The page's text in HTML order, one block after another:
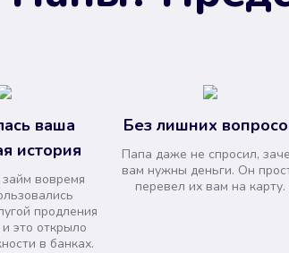
ваша
история
вовремя
продления
это открыло
в банках.
Без лишних
Папа даже не спросил,
вам нужны деньги. Он
перевел их вам на карту.